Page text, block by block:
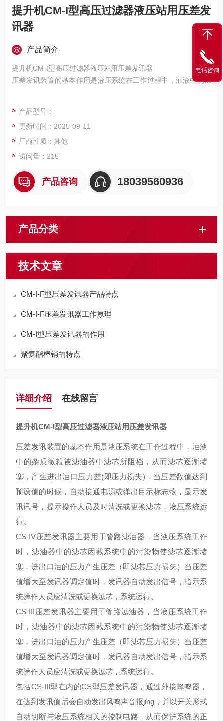
提升机CM-I型高压过滤器液压站用压差发
讯器
产品简介
提升机CM-I型高压过滤器液压站用压差发讯器
压差发讯装置的基本作用是液压系统在工作过程中，油液中的杂
质微粒被滤油器中滤芯所阻档，从而滤芯逐渐堵塞，产生进出油
通电源或弹出目示标志物，显示发讯讯号，提示操作人员及时清
洗或更换滤芯，液压系统运行。液压系统CM-I压差发讯器 多种型
号传感器
产品型号：
更新时间：2025-09-11
厂商性质：其他
访问量：215
产品咨询 18039560936
产品分类
技术文章
CM-I-F型压差发讯器产品特点
CM-I-F压差发讯器工作原理
CM-I型压差发讯器的作用
聚氨酯棒销的特点
详细介绍 在线留言
提升机CM-I型高压过滤器液压站用压差发讯器
压差发讯装置的基本作用是液压系统在工作过程中，油液
中的杂质微粒被滤油器中滤芯所阻档，从而滤芯逐渐堵
塞，产生进出油口压力差(即压力损失)，当压差数值达到
预设值的时候，自动接通电源或弹出目示标志物，显示发
讯讯号，提示操作人员及时清洗或更换滤芯，液压系统运
行。
CS-IV压差发讯器主要用于管路滤油器，当液压系统工作
时，滤油器中的滤芯因截系统中的污染物使滤芯逐渐堵
塞，进出口油的压力产生压差（即滤芯压力损失）当压差
值增大至发讯器调定值时，发讯器自动发出信号，指示系
统操作人员应清洗或更换滤芯，系统运行。
CS-III压差发讯器主要用于管路滤油器，当液压系统工作
时，滤油器中的滤芯因截系统中的污染物使滤芯逐渐堵
塞，进出口油的压力产生压差（即滤芯压力损失）当压差
值增大至发讯器调定值时，发讯器自动发出信号，指示系
统操作人员应清洗或更换滤芯，系统运行。
包括CS-III型在内的CS型压差发讯器，通过外接蜂鸣器，
在达到发讯值后会自动发出凤鸣声音报jing ，并以开关形式
自动切断与液压系统相关的控制电路，从而保护系统的正
电话咨询